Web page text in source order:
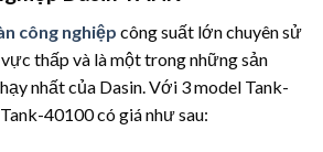
công nghiệp công suất lớn chuyên sử
thấp và là một trong những sản
nhất của Dasin. Với 3 model Tank-
40100 có giá như sau: